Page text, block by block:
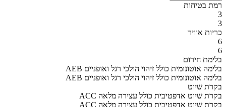
רמת בטיחות
3
3
כריות אוויר
6
6
בלימת חירום
AEB בלימה אוטונומית כולל זיהוי הולכי רגל ואופניים
AEB בלימה אוטונומית כולל זיהוי הולכי רגל ואופניים
בקרת שיוט
ACC בקרת שיוט אדפטיבית כולל עצירה מלאה
ACC בקרת שיוט אדפטיבית כולל עצירה מלאה